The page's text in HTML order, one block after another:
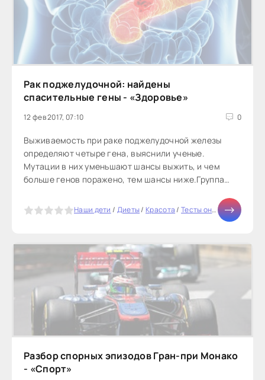
Рак поджелудочной: найдены
спасительные гены - «Здоровье»
12 фев 2017, 07:10 0
Выживаемость при раке поджелудочной железы
определяют четыре гена, выяснили ученые.
Мутации в них уменьшают шансы выжить, и чем
больше генов поражено, тем шансы ниже.Группа
Наши дети / Диеты/Красота/Тесты онлайн /
Разбор спорных эпизодов Гран-при Монако
- «Спорт»